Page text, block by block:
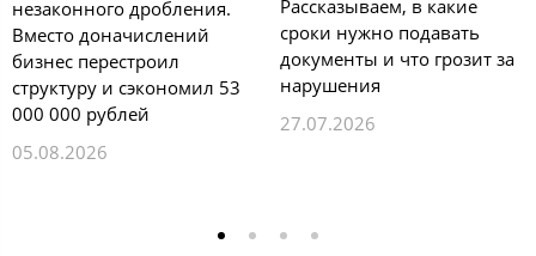
незаконного дробления.
Вместо доначислений
бизнес перестроил
структуру и сэкономил 53
000 000 рублей
05.08.2026
Рассказываем, в какие
сроки нужно подавать
документы и что грозит за
нарушения
27.07.2026